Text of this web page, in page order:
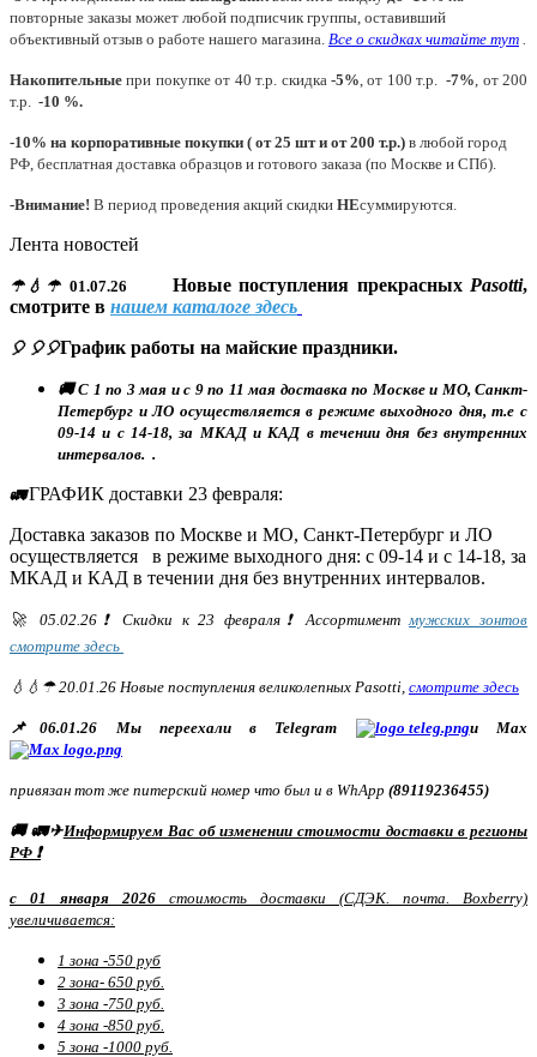
повторные заказы может любой подписчик группы, оставивший
объективный отзыв о работе нашего магазина. Все о скидках читайте тут
Накопительные при покупке от 40 т.р. скидка -5% , от 100 т.р.-7% , от 200
т.р. -10 %.
-10% на корпоративные покупки ( от 25 шт и от 200 т.р.) в любой город
РФ, бесплатная доставка образцов и готового заказа (по Москве и СПб).
-Внимание! В период проведения акций скидки НЕсуммируются.
Лента новостей
☂💧☂ 01.07.26 Новые поступления прекрасных Pasotti,
смотрите в нашем каталоге здесь
🎈 🎈🎈График работы на майские праздники.
🚚 С 1 по 3 мая и с 9 по 11 мая доставка по Москве и МО, Санкт-
Петербург и ЛО осуществляется в режиме выходного дня, т.е с
09-14 и с 14-18, за МКАД и КАД в течении дня без внутренних
интервалов. .
🚛ГРАФИК доставки 23 февраля:
Доставка заказов по Москве и МО, Санкт-Петербург и ЛО
осуществляется в режиме выходного дня: с 09-14 и с 14-18, за
МКАД и КАД в течении дня без внутренних интервалов.
🚀 05.02.26❗ Скидки к 23 февраля❗ Ассортимент мужских зонтов
смотрите здесь
💧💧☂ 20.01.26 Новые поступления великолепных Pasotti, смотрите здесь
📌06.01.26 Мы переехали в Telegram и Max
привязан тот же питерский номер что был и в WhApp (89119236455)
🚚 🚛✈Информируем Вас об изменении стоимости доставки в регионы
РФ ❗
с 01 января 2026 стоимость доставки (СДЭК. почта. Boxberry)
увеличивается:
1 зона -550 руб
2 зона- 650 руб.
3 зона -750 руб.
4 зона -850 руб.
5 зона -1000 руб.